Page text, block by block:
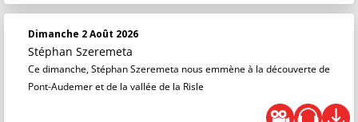
Dimanche 2 Août 2026
Stéphan Szeremeta
Ce dimanche, Stéphan Szeremeta nous emmène à la découverte de
Pont-Audemer et de la vallée de la Risle